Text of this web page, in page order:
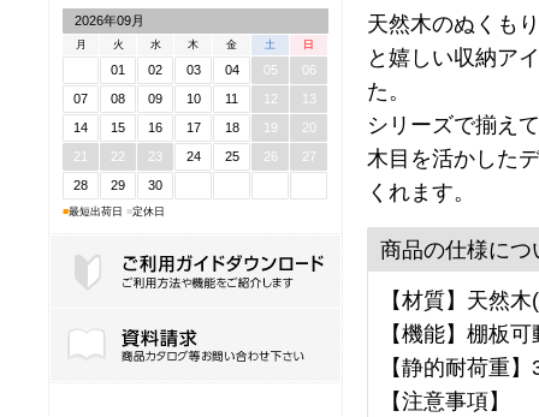
2026年09月
月 火 水 木 金 土 日
01 02 03 04 05
06
07
08 09 10 11 12
13
14
15 16 17 18 19
20
21
22 23 24 25 26
27
28
29 30
■最短出荷日 ■定休日
天然木のぬくも
と嬉しい収納ア
た。
シリーズで揃え
木目を活かした
くれます。
商品の仕様につ
【材質】天然
【機能】棚板
【静的耐荷重
【注意事項】